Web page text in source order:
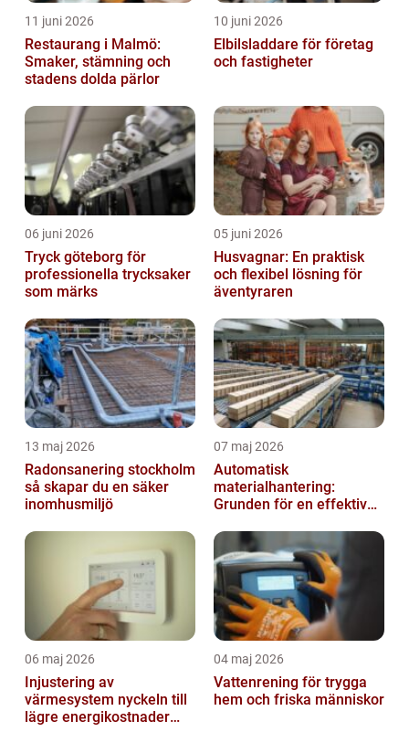
11 juni 2026
Restaurang i Malmö:
Smaker, stämning och
stadens dolda pärlor
10 juni 2026
Elbilsladdare för företag
och fastigheter
06 juni 2026
Tryck göteborg för
professionella trycksaker
som märks
05 juni 2026
Husvagnar: En praktisk
och flexibel lösning för
äventyraren
13 maj 2026
Radonsanering stockholm
så skapar du en säker
inomhusmiljö
07 maj 2026
Automatisk
materialhantering:
Grunden för en effektiv
06 maj 2026
Injustering av
värmesystem nyckeln till
lägre energikostnader
04 maj 2026
Vattenrening för trygga
hem och friska människor